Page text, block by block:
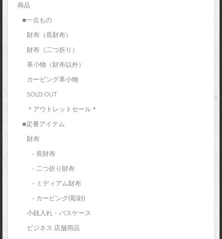
商品
■一点もの
財布（長財布）
財布（二つ折り）
革小物（財布以外）
カービング革小物
SOLD OUT
＊アウトレットセール＊
■定番アイテム
財布
– 長財布
– 二つ折り財布
– ミディアム財布
– カービング(彫刻)
小銭入れ・パスケース
ビジネス 店舗用品